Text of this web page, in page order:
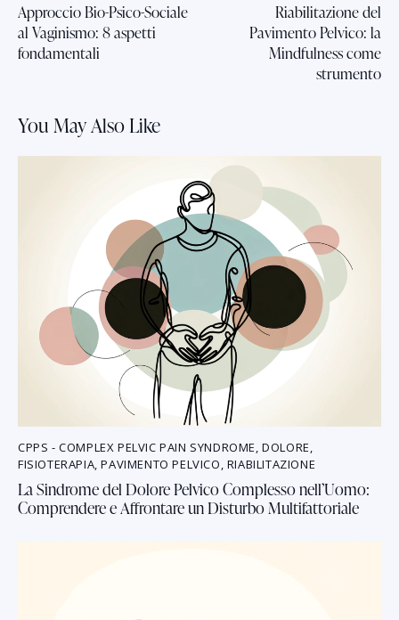
Approccio Bio-Psico-Sociale
al Vaginismo: 8 aspetti
fondamentali
Riabilitazione del
Pavimento Pelvico: la
Mindfulness come
strumento
You May Also Like
CPPS - COMPLEX PELVIC PAIN SYNDROME,DOLORE,
FISIOTERAPIA,PAVIMENTO PELVICO, RIABILITAZIONE
La Sindrome del Dolore Pelvico Complesso nell’Uomo:
Comprendere e Affrontare un Disturbo Multifattoriale